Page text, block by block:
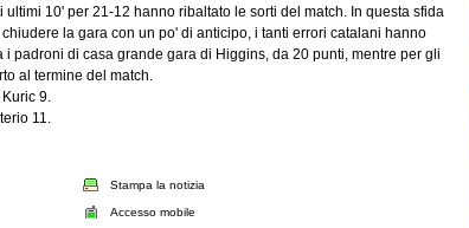
10' per 21-12 hanno ribaltato le sorti del match. In questa sfida
la gara con un po' di anticipo, i tanti errori catalani hanno
padroni di casa grande gara di Higgins, da 20 punti, mentre per gli
al termine del match.
9.
11.
Stampa la notizia
Accesso mobile